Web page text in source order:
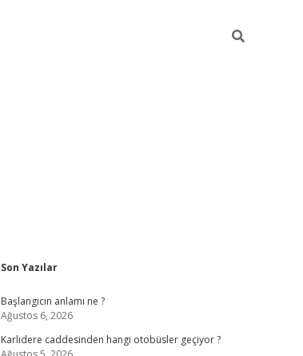
Sidebar
Son Yazılar
Başlangıcın anlamı ne ?
Ağustos 6, 2026
Karlıdere caddesinden hangi otobüsler geçiyor ?
betexper giriş